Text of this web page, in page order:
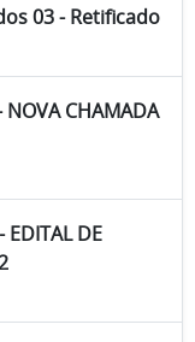
03 - Retificado
CHAMADA
EDITAL DE